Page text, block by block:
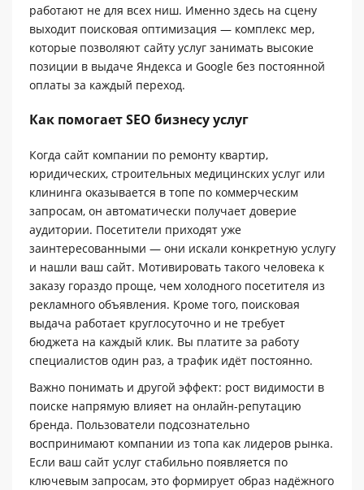
работают не для всех ниш. Именно здесь на сцену
выходит поисковая оптимизация — комплекс мер,
которые позволяют сайту услуг занимать высокие
позиции в выдаче Яндекса и Google без постоянной
оплаты за каждый переход.
Как помогает SEO бизнесу услуг
Когда сайт компании по ремонту квартир,
юридических, строительных медицинских услуг или
клининга оказывается в топе по коммерческим
запросам, он автоматически получает доверие
аудитории. Посетители приходят уже
заинтересованными — они искали конкретную услугу
и нашли ваш сайт. Мотивировать такого человека к
заказу гораздо проще, чем холодного посетителя из
рекламного объявления. Кроме того, поисковая
выдача работает круглосуточно и не требует
бюджета на каждый клик. Вы платите за работу
специалистов один раз, а трафик идёт постоянно.
Важно понимать и другой эффект: рост видимости в
поиске напрямую влияет на онлайн-репутацию
бренда. Пользователи подсознательно
воспринимают компании из топа как лидеров рынка.
Если ваш сайт услуг стабильно появляется по
ключевым запросам, это формирует образ надёжного